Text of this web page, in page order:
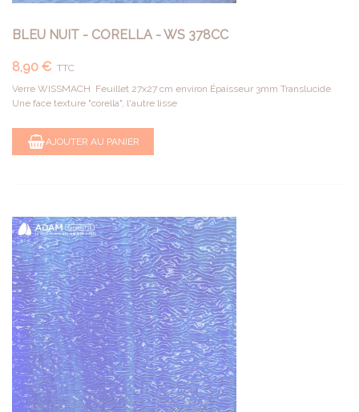
BLEU NUIT - CORELLA - WS 378CC
8,90 € TTC
Verre WISSMACH Feuillet 27x27 cm environ Épaisseur 3mm Translucide
Une face texture "corella", l'autre lisse
AJOUTER AU PANIER